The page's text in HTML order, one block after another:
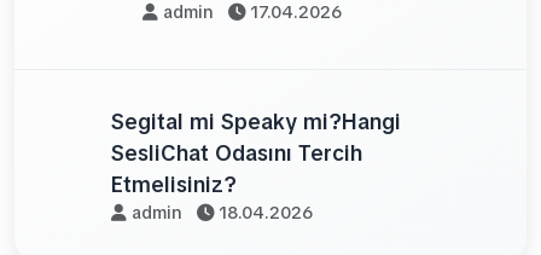
admin 17.04.2026
Segital mi Speaky mi?Hangi
SesliChat Odasını Tercih
Etmelisiniz?
admin 18.04.2026